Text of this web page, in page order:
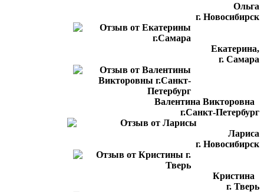
Ольга
г. Новосибирск
Екатерина,
г. Самара
Валентина Викторовна
г.Санкт-Петербург
Лариса
г. Новосибирск
Кристина
г. Тверь